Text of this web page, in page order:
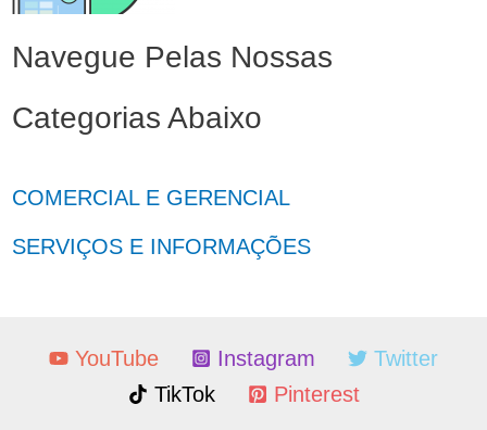
Navegue Pelas Nossas
Categorias Abaixo
COMERCIAL E GERENCIAL
SERVIÇOS E INFORMAÇÕES
YouTube Instagram
Twitter
TikTok
Pinterest